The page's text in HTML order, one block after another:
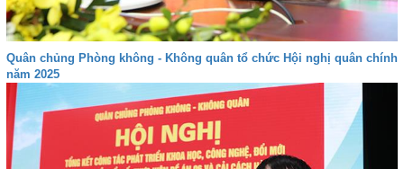
Quân chủng Phòng không - Không quân tổ chức Hội nghị quân chính
năm 2025